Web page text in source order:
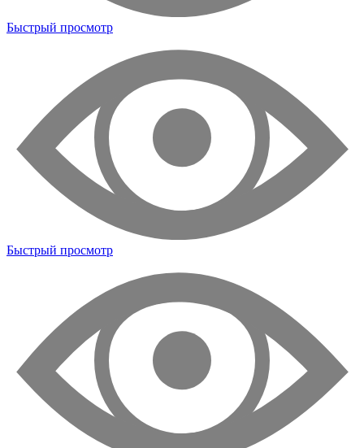
Быстрый просмотр
Быстрый просмотр